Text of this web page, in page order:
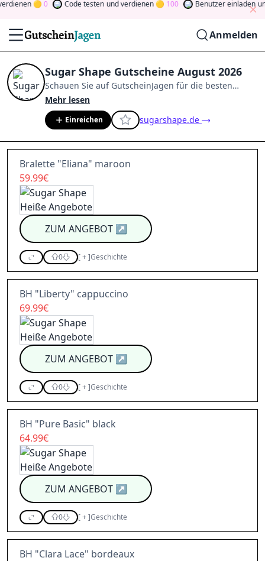
0 Code testen und verdienen 100 Benutzer einladen und
Anmelden
Sugar Shape Gutscheine August 2026
Schauen Sie auf GutscheinJagen für die besten
Sugar Shape
Mitglied der Community
indem Sie durch Abstimmen, Testen, Teilen und
mehr beitragen.
Drehen Sie den Glücksklee
gewinnen Sie Geld
Mehr lesen
Einreichen sugarshape.de
Bralette "Eliana" maroon
59.99€
ZUM ANGEBOT↗
0 [+]Geschichte
BH "Liberty" cappuccino
69.99€
ZUM ANGEBOT↗
0 [+]Geschichte
BH "Pure Basic" black
64.99€
ZUM ANGEBOT↗
0 [+]Geschichte
BH "Clara Lace" bordeaux